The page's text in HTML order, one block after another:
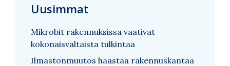
Uusimmat
Mikrobit rakennuksissa vaativat
kokonaisvaltaista tulkintaa
Ilmastonmuutos haastaa rakennuskantaa